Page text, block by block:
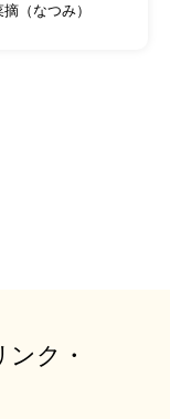
（なつみ）
ク・